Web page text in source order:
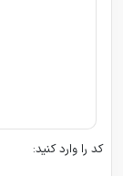
کد را وارد کنید: